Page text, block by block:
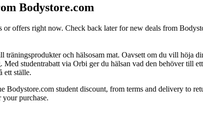
Bodystore.com
or offers right now. Check back later for new deals from
och hälsosam mat. Oavsett om du vill höja
studentrabatt via Orbi ger du hälsan vad den behöver till
ett ställe.
Bodystore.com student discount, from terms and delivery to
purchase.